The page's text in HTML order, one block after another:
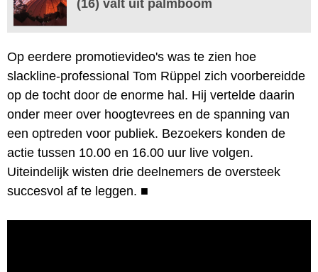
(16) valt uit palmboom
Op eerdere promotievideo's was te zien hoe
slackline-professional Tom Rüppel zich voorbereidde
op de tocht door de enorme hal. Hij vertelde daarin
onder meer over hoogtevrees en de spanning van
een optreden voor publiek. Bezoekers konden de
actie tussen 10.00 en 16.00 uur live volgen.
Uiteindelijk wisten drie deelnemers de oversteek
succesvol af te leggen. ■